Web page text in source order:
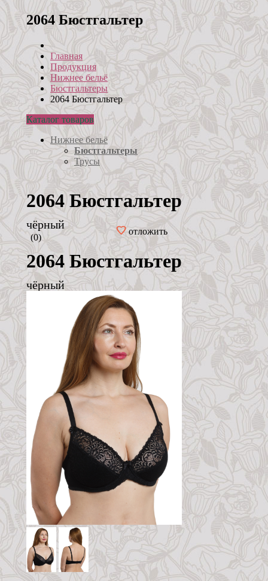
2064 Бюстгальтер
Главная
Продукция
Нижнее бельё
Бюстгальтеры
2064 Бюстгальтер
Каталог товаров
Нижнее бельё
Бюстгальтеры
Трусы
2064 Бюстгальтер
чёрный
(0)
отложить
2064 Бюстгальтер
чёрный